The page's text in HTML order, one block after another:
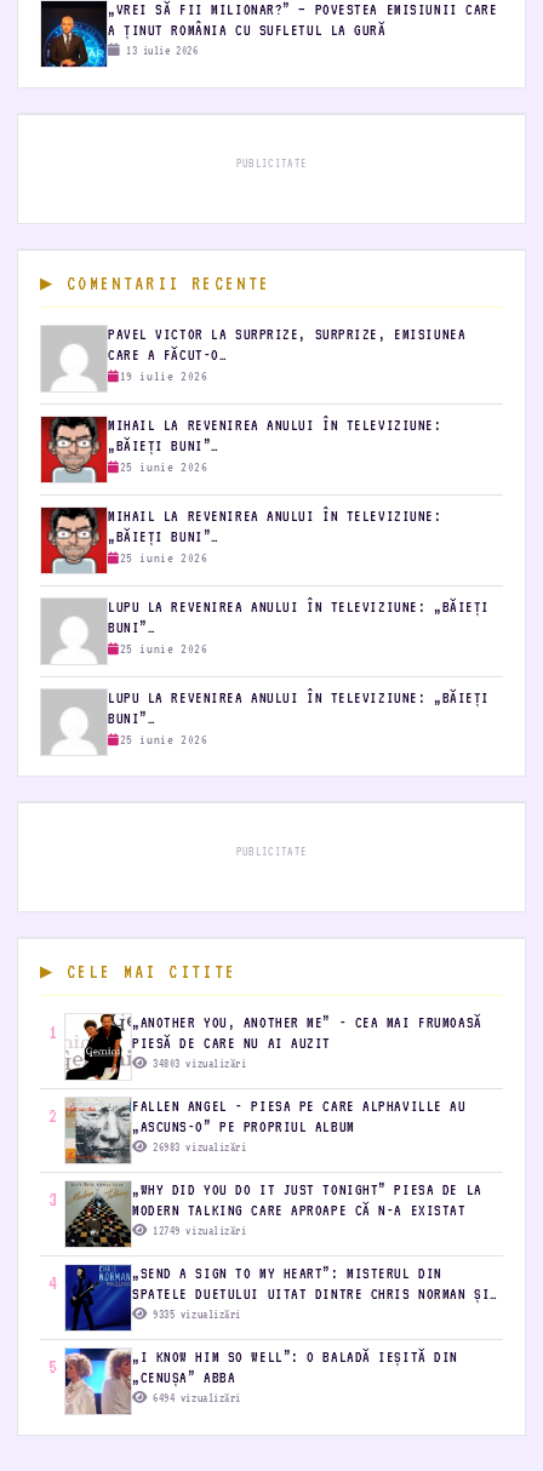
„VREI SĂ FII MILIONAR?” – POVESTEA EMISIUNII CARE
A ȚINUT ROMÂNIA CU SUFLETUL LA GURĂ
13 iulie 2026
PUBLICITATE
COMENTARII RECENTE
PAVEL VICTOR LA SURPRIZE, SURPRIZE, EMISIUNEA
CARE A FĂCUT-O…
19 iulie 2026
MIHAIL LA REVENIREA ANULUI ÎN TELEVIZIUNE:
„BĂIEȚI BUNI”…
25 iunie 2026
MIHAIL LA REVENIREA ANULUI ÎN TELEVIZIUNE:
„BĂIEȚI BUNI”…
25 iunie 2026
LUPU LA REVENIREA ANULUI ÎN TELEVIZIUNE: „BĂIEȚI
BUNI”…
25 iunie 2026
LUPU LA REVENIREA ANULUI ÎN TELEVIZIUNE: „BĂIEȚI
BUNI”…
25 iunie 2026
PUBLICITATE
CELE MAI CITITE
1
„ANOTHER YOU, ANOTHER ME” - CEA MAI FRUMOASĂ
PIESĂ DE CARE NU AI AUZIT
34803 vizualizări
2
FALLEN ANGEL - PIESA PE CARE ALPHAVILLE AU
„ASCUNS-O” PE PROPRIUL ALBUM
26983 vizualizări
3
„WHY DID YOU DO IT JUST TONIGHT” PIESA DE LA
MODERN TALKING CARE APROAPE CĂ N-A EXISTAT
12749 vizualizări
4
„SEND A SIGN TO MY HEART”: MISTERUL DIN
SPATELE DUETULUI UITAT DINTRE CHRIS NORMAN ȘI
BONNIE BIANCO
9335 vizualizări
5
„I KNOW HIM SO WELL”: O BALADĂ IEȘITĂ DIN
„CENUȘA” ABBA
6494 vizualizări